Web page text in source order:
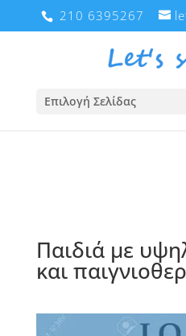
210 6395267
Επιλογή Σελίδας
Παιδιά με
και